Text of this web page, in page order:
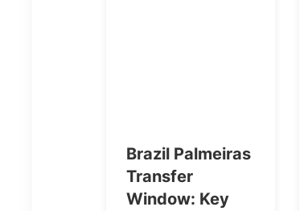
Brazil Palmeiras
Transfer
Window: Key